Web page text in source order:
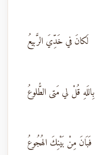
لَكانَ في خَدِّيَ الرَّبيعُ
بِاللَهِ قُلْ لي مَتى الطُّلوعُ
فَبَانَ مِنْ بَيْنِكَ الهُجُوعُ